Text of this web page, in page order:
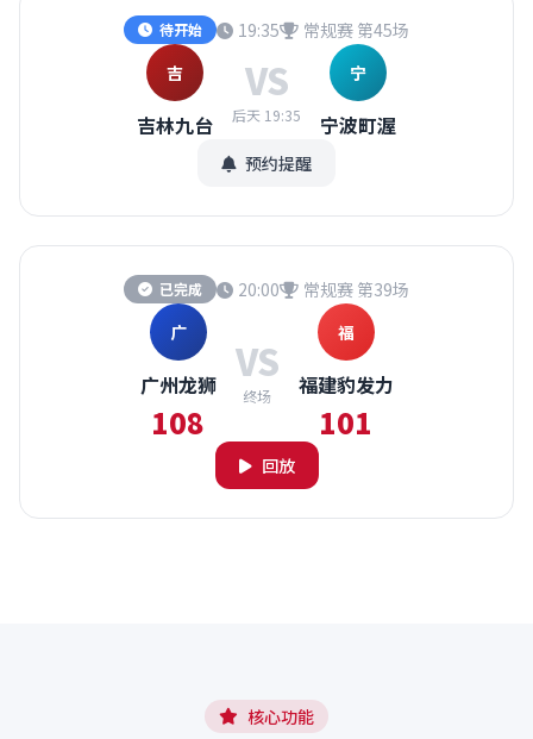
待开始 19:35
常规赛 第45场
吉
吉林九台
VS
后天 19:35
宁
宁波町渥
预约提醒
已完成 20:00
常规赛 第39场
广
广州龙狮
108
VS
终场
福
福建豹发力
101
回放
核心功能